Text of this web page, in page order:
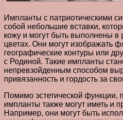
Импланты с патриотическими
собой небольшие вставки,
кожу и могут быть выполнены
цветах. Они могут изображать
географические контуры или
с Родиной. Такие импланты
непревзойденным способом
привязанность и гордость за
Помимо эстетической функции,
импланты также могут иметь и
Например, они могут быть